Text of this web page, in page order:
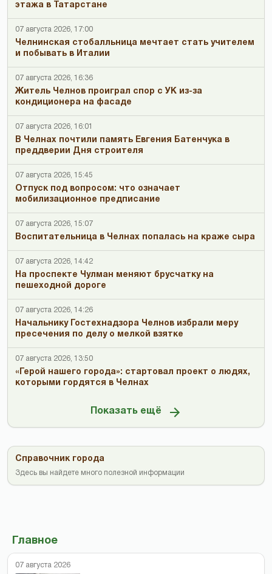
этажа в Татарстане
07 августа 2026, 17:00
Челнинская стобалльница мечтает стать учителем
и побывать в Италии
07 августа 2026, 16:36
Житель Челнов проиграл спор с УК из-за
кондиционера на фасаде
07 августа 2026, 16:01
В Челнах почтили память Евгения Батенчука в
преддверии Дня строителя
07 августа 2026, 15:45
Отпуск под вопросом: что означает
мобилизационное предписание
07 августа 2026, 15:07
Воспитательница в Челнах попалась на краже сыра
07 августа 2026, 14:42
На проспекте Чулман меняют брусчатку на
пешеходной дороге
07 августа 2026, 14:26
Начальнику Гостехнадзора Челнов избрали меру
пресечения по делу о мелкой взятке
07 августа 2026, 13:50
«Герой нашего города»: стартовал проект о людях,
которыми гордятся в Челнах
Показать ещё
Справочник города
Здесь вы найдете много полезной информации
Главное
07 августа 2026